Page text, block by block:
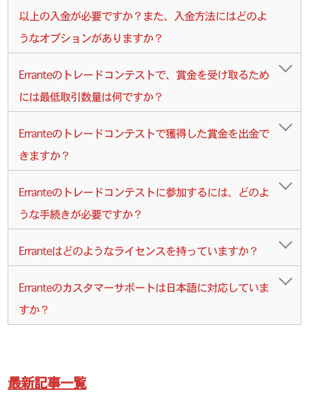
以上の入金が必要ですか？また、入金方法にはどのよ
うなオプションがありますか？
Erranteのトレードコンテストで、賞金を受け取るため
には最低取引数量は何ですか？
Erranteのトレードコンテストで獲得した賞金を出金で
きますか？
Erranteのトレードコンテストに参加するには、どのよ
うな手続きが必要ですか？
Erranteはどのようなライセンスを持っていますか？
Erranteのカスタマーサポートは日本語に対応していま
すか？
最新記事一覧